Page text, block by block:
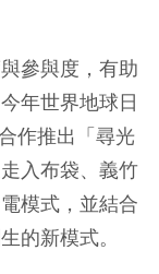
參與度，有助
年世界地球日
作推出「尋光
入布袋、義竹
模式，並結合
的新模式。